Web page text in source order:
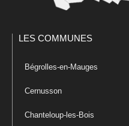
LES COMMUNES
Bégrolles-en-Mauges
Cernusson
Chanteloup-les-Bois